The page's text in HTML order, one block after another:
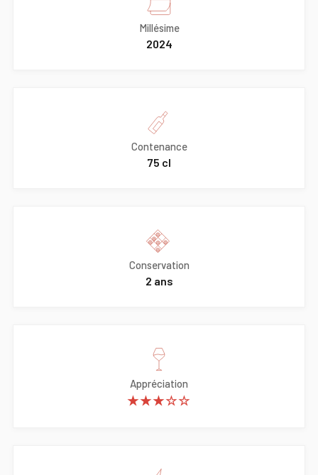
Millésime
2024
Contenance
75 cl
Conservation
2 ans
Appréciation
★★★☆☆